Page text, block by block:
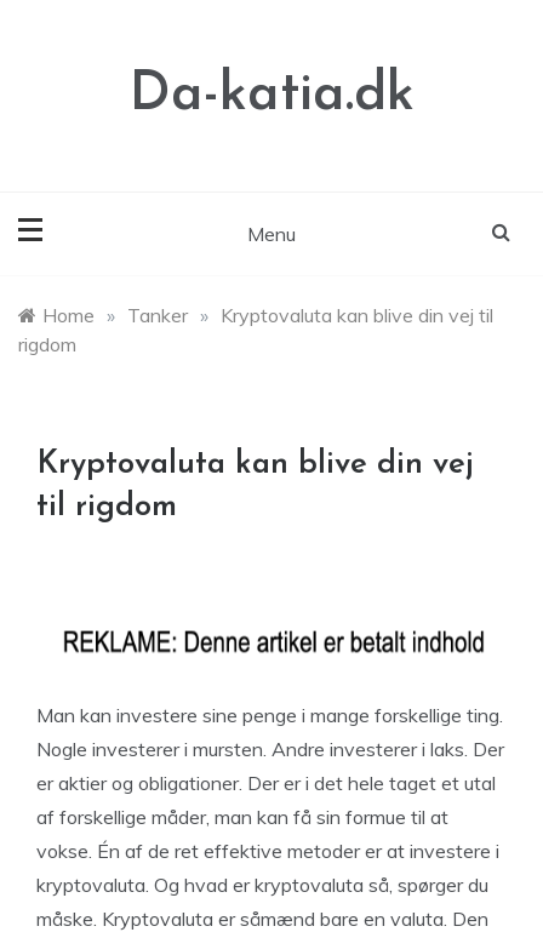
Da-katia.dk
Menu
Home » Tanker » Kryptovaluta kan blive din vej til
rigdom
Kryptovaluta kan blive din vej
til rigdom
Man kan investere sine penge i mange forskellige ting.
Nogle investerer i mursten. Andre investerer i laks. Der
er aktier og obligationer. Der er i det hele taget et utal
af forskellige måder, man kan få sin formue til at
vokse. Én af de ret effektive metoder er at investere i
kryptovaluta. Og hvad er kryptovaluta så, spørger du
måske. Kryptovaluta er såmænd bare en valuta. Den